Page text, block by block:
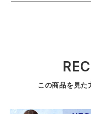
この商品を見た